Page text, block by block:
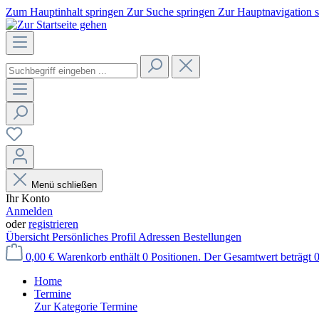
Zum Hauptinhalt springen Zur Suche springen Zur Hauptnavigation
Menü schließen
Ihr Konto
Anmelden
oderregistrieren
Übersicht Persönliches Profil Adressen Bestellungen
0,00 € Warenkorb enthält 0 Positionen. Der Gesamtwert beträgt
Home
Termine
Zur Kategorie Termine